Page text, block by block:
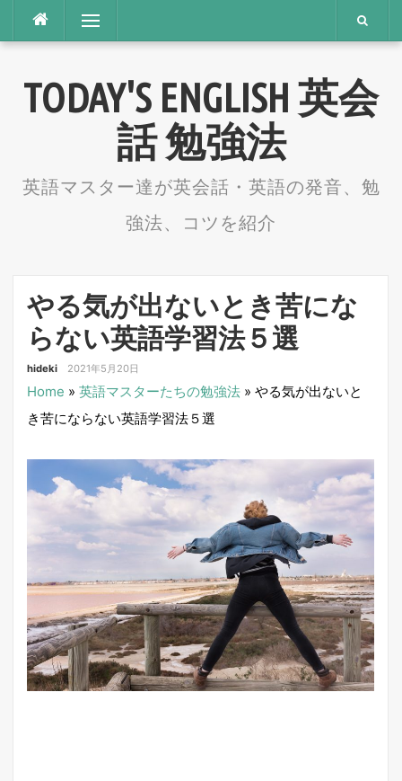
ン
メニュー
TODAY'S ENGLISH 英会
話 勉強法
英語マスター達が英会話・英語の発音、勉
強法、コツを紹介
やる気が出ないとき苦にな
らない英語学習法５選
hideki 2021年5月20日
Home » 英語マスターたちの勉強法 » やる気が出ないと
き苦にならない英語学習法５選